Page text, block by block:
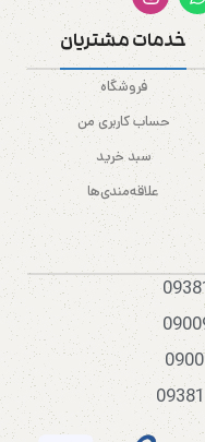
خدمات مشتریان
فروشگاه
حساب کاربری من
سبد خرید
علاقه‌مندی‌ها